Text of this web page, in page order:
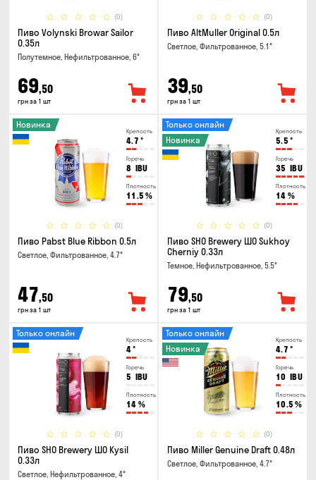
(0)
Пиво Volynski Browar Sailor
0.35л
Полутемное, Нефильтрованное, 6°
69,50
грн за 1 шт
(0)
Пиво AltMuller Original 0.5л
Светлое, Фильтрованное, 5.1°
39,50
грн за 1 шт
Крепость
4.7 °
Горечь
8 IBU
Плотность
11.5 %
(0)
Новинка
Пиво Pabst Blue Ribbon 0.5л
Светлое, Фильтрованное, 4.7°
47,50
грн за 1 шт
Крепость
5.5 °
Горечь
35 IBU
Плотность
14 %
(0)
Только онлайн
Новинка
Пиво SHO Brewery ШО Sukhoy
Cherniy 0.33л
Темное, Нефильтрованное, 5.5°
79,50
грн за 1 шт
Крепость
4°
Горечь
5 IBU
Плотность
14 %
(0)
Только онлайн
Пиво SHO Brewery ШО Kysil
0.33л
Светлое, Нефильтрованное, 4°
Крепость
4.7 °
Горечь
10 IBU
Плотность
10.5 %
(0)
Только онлайн
Новинка
Пиво Miller Genuine Draft 0.48л
Светлое, Фильтрованное, 4.7°